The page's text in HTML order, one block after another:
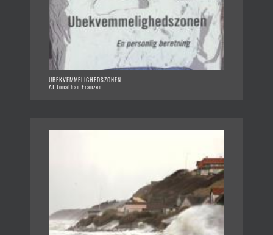
UBEKVEMMELIGHEDSZONEN
Af Jonathan Franzen